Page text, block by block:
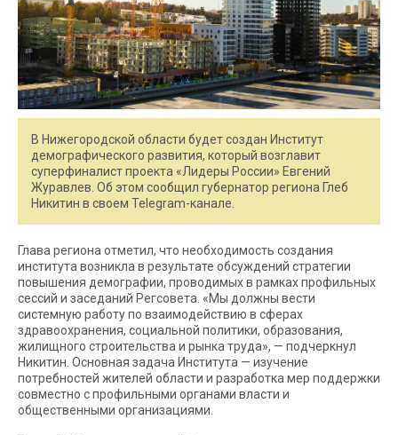
В Нижегородской области будет создан Институт
демографического развития, который возглавит
суперфиналист проекта «Лидеры России» Евгений
Журавлев. Об этом сообщил губернатор региона Глеб
Никитин в своем Telegram-канале.
Глава региона отметил, что необходимость создания
института возникла в результате обсуждений стратегии
повышения демографии, проводимых в рамках профильных
сессий и заседаний Регсовета. «Мы должны вести
системную работу по взаимодействию в сферах
здравоохранения, социальной политики, образования,
жилищного строительства и рынка труда», — подчеркнул
Никитин. Основная задача Института — изучение
потребностей жителей области и разработка мер поддержки
совместно с профильными органами власти и
общественными организациями.